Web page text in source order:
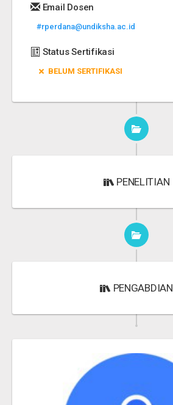
Email Dosen
#rperdana@undiksha.ac.id
Status Sertifikasi
BELUM SERTIFIKASI
PENELITIAN
PENGABDIAN